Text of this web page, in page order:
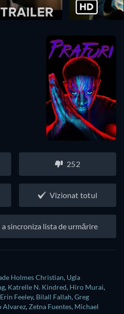
252
Vizionat totul
sincroniza lista de urmărire
Holmes Christian, Ugla
, Katrelle N. Kindred, Hiro Murai,
Erin Feeley, Bilall Fallah,Greg
Alvarez, Zetna Fuentes, Michael